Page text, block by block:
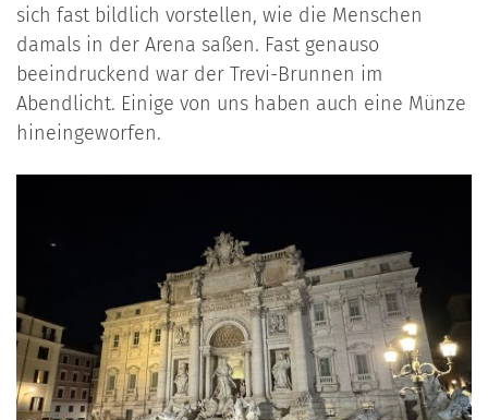
sich fast bildlich vorstellen, wie die Menschen
damals in der Arena saßen. Fast genauso
beeindruckend war der Trevi-Brunnen im
Abendlicht. Einige von uns haben auch eine Münze
hineingeworfen.